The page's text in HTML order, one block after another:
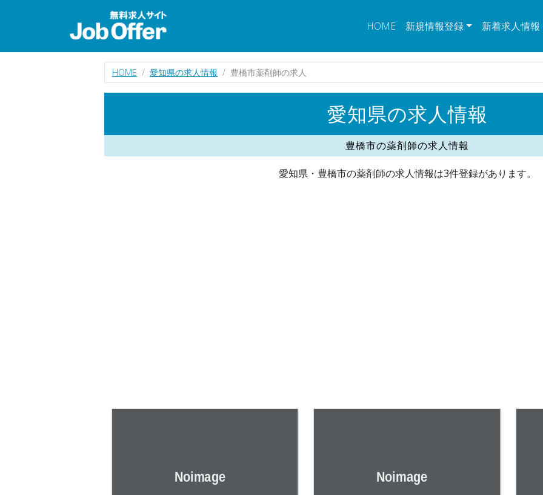
HOME 新規情報登録 新着求人情報
HOME 愛知県の求人情報 豊橋市薬剤師の求人
愛知県の求人情報
豊橋市の薬剤師の求人情報
愛知県・豊橋市の薬剤師の求人情報は3件登録があります。